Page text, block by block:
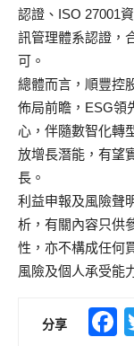
認證、ISO 27001
訊管理體系認證，
可。
總體而言，順豐控
佈局前瞻，ESG領
心，伴隨數智化轉
放增長潛能， 有望
長。
利益申報及風險聲
析， 有關內容只供
性， 亦不構成任何
風險及個人承受能
分享